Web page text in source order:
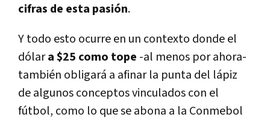
cifras de esta pasión.
Y todo esto ocurre en un contexto donde el
dólara $25 como tope -al menos por ahora-
también obligará a afinar la punta del lápiz
de algunos conceptos vinculados con el
fútbol, como lo que se abona a la Conmebol